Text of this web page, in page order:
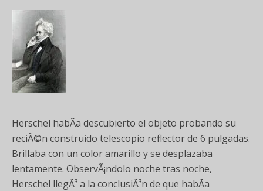
Herschel habÃ­a descubierto el objeto probando su
reciÃ©n construido telescopio reflector de 6 pulgadas.
Brillaba con un color amarillo y se desplazaba
lentamente. ObservÃ¡ndolo noche tras noche,
Herschel llegÃ³ a la conclusiÃ³n de que habÃ­a